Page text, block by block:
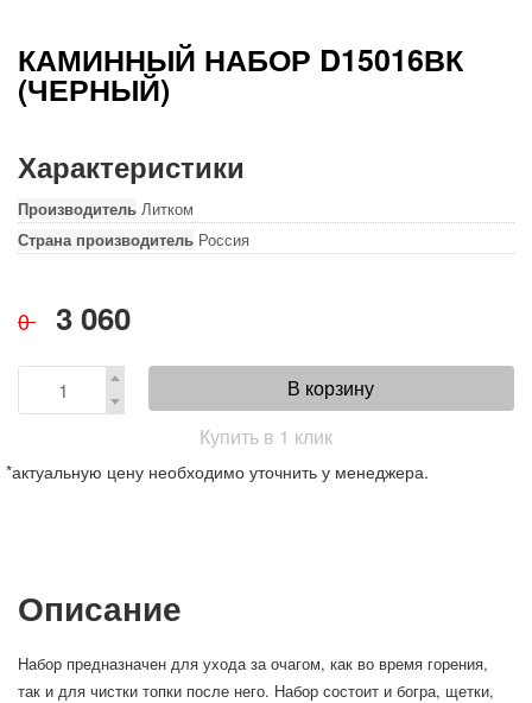
КАМИННЫЙ НАБОР D15016ВК
(ЧЕРНЫЙ)
Характеристики
Производитель Литком
Страна производитель Россия
0 3 060
В корзину
Купить в 1 клик
*актуальную цену необходимо уточнить у менеджера.
Описание
Набор предназначен для ухода за очагом, как во время горения,
так и для чистки топки после него. Набор состоит и богра, щетки,